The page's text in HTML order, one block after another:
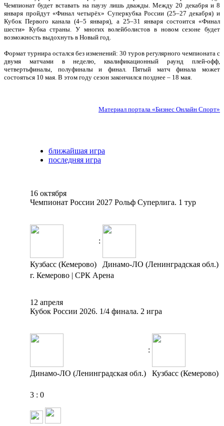
Чемпионат будет вставать на паузу лишь дважды. Между 20 декабря и 8
января пройдут «Финал четырёх» Суперкубка России (25–27 декабря) и
Кубок Первого канала (4–5 января), а 25–31 января состоится «Финал
шести» Кубка страны. У многих волейболистов в новом сезоне будет
возможность выдохнуть в Новый год.
Формат турнира остался без изменений: 30 туров регулярного чемпионата с
двумя матчами в неделю, квалификационный раунд плей-офф,
четвертьфиналы, полуфиналы и финал. Пятый матч финала может
состояться 10 мая. В этом году сезон закончился позднее – 18 мая.
Материал портала «Бизнес Онлайн Спорт»
ближайшая игра
последняя игра
16 октября
Чемпионат России 2027 Рольф Суперлига. 1 тур
:
Кузбасс (Кемерово)
Динамо-ЛО (Ленинградская обл.)
г. Кемерово | СРК Арена
12 апреля
Кубок России 2026. 1/4 финала. 2 игра
:
Динамо-ЛО (Ленинградская обл.) Кузбасс (Кемерово)
3 : 0